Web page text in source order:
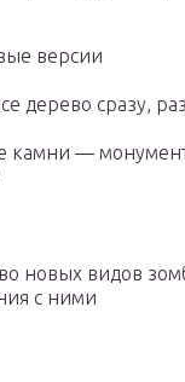
версии
дерево сразу,
камни —
новых видов
с ними